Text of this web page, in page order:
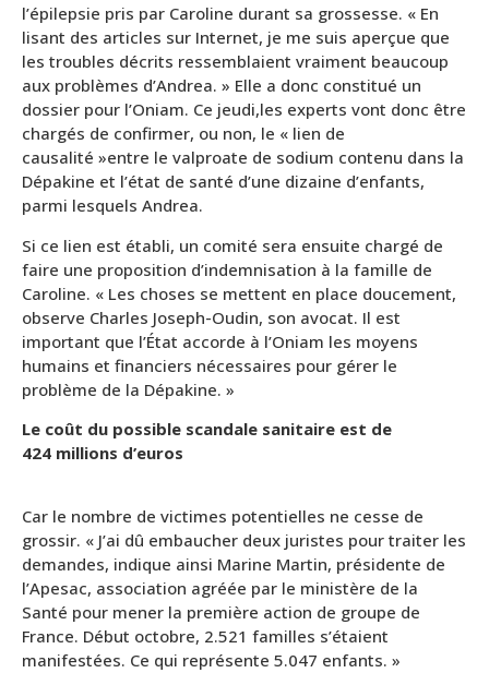
l’épilepsie pris par Caroline durant sa grossesse. « En
lisant des articles sur Internet, je me suis aperçue que
les troubles décrits ressemblaient vraiment beaucoup
aux problèmes d’Andrea. » Elle a donc constitué un
dossier pour l’Oniam. Ce jeudi,les experts vont donc être
chargés de confirmer, ou non, le « lien de
causalité »entre le valproate de sodium contenu dans la
Dépakine et l’état de santé d’une dizaine d’enfants,
parmi lesquels Andrea.
Si ce lien est établi, un comité sera ensuite chargé de
faire une proposition d’indemnisation à la famille de
Caroline. « Les choses se mettent en place doucement,
observe Charles Joseph-Oudin, son avocat. Il est
important que l’État accorde à l’Oniam les moyens
humains et financiers nécessaires pour gérer le
problème de la Dépakine. »
Le coût du possible scandale sanitaire est de
424 millions d’euros
Car le nombre de victimes potentielles ne cesse de
grossir. « J’ai dû embaucher deux juristes pour traiter les
demandes, indique ainsi Marine Martin, présidente de
l’Apesac, association agréée par le ministère de la
Santé pour mener la première action de groupe de
France. Début octobre, 2.521 familles s’étaient
manifestées. Ce qui représente 5.047 enfants. »